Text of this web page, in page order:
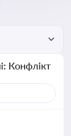
Конфлікт